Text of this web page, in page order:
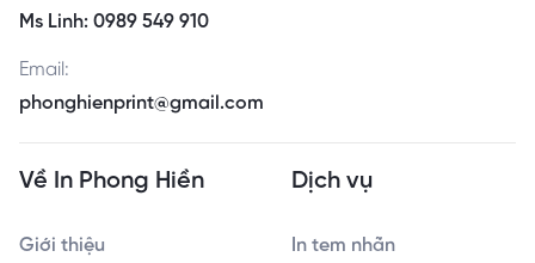
Ms Linh: 0989 549 910
Email:
phonghienprint@gmail.com
Về In Phong Hiền
Giới thiệu
Dịch vụ
In tem nhãn